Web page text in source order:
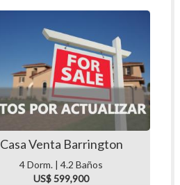
Casa Venta Barrington
4 Dorm. | 4.2 Baños
US$ 599,900